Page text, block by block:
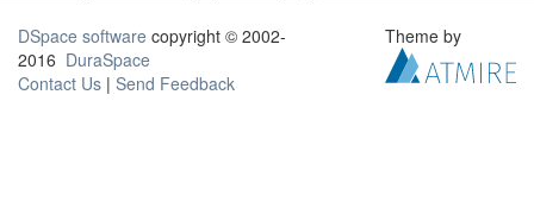
DSpace software copyright © 2002-
2016 DuraSpace
Contact Us | Send Feedback
Theme by